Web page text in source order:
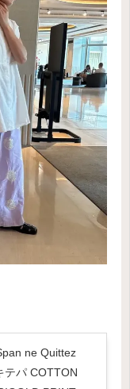
ne Quittez
テパ COTTON